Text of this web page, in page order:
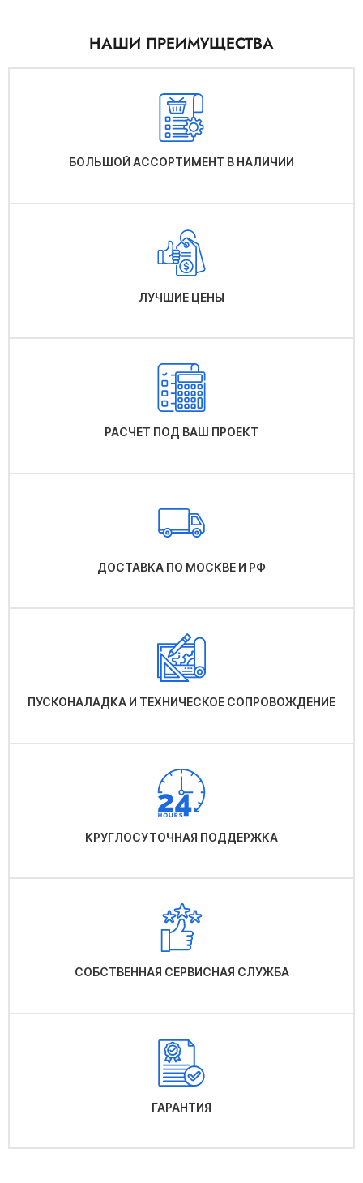
НАШИ ПРЕИМУЩЕСТВА
БОЛЬШОЙ АССОРТИМЕНТ В НАЛИЧИИ
ЛУЧШИЕ ЦЕНЫ
РАСЧЕТ ПОД ВАШ ПРОЕКТ
ДОСТАВКА ПО МОСКВЕ И РФ
ПУСКОНАЛАДКА И ТЕХНИЧЕСКОЕ СОПРОВОЖДЕНИЕ
КРУГЛОСУТОЧНАЯ ПОДДЕРЖКА
СОБСТВЕННАЯ СЕРВИСНАЯ СЛУЖБА
ГАРАНТИЯ